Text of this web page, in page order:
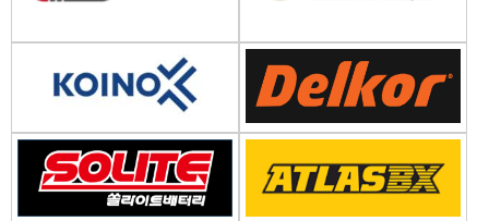
공지사항 2025 추석연휴 배송지연
공지사항 일렉프로는 수배전반 전기자재 전문 쇼핑몰 입니다